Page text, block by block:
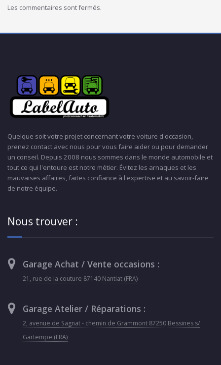
Les commentaires sont fermés.
Quelque soit votre projet concernant votre voiture d'occasion,
prenez contact avec nous pour vous faire aider ou pour demander
un conseil. Depuis 2008 nous sommes dans le monde automobile et
tout ce qui l'entoure est notre métier. Évitez les arnaques et les
mauvaises affaires, faites confiance à l'expertise et au savoir-faire
de notre équipe.
Nous trouver :
Garage Achat / Vente occasions :
21, rue de la couture 87140 Nantiat (FRA)
Garage Atelier / Réparations :
2, avenue de Sagnat - chemin de Grammont 87250 Bessines s/
Gartempe (FRA)